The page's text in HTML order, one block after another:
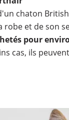
chaton
robe et de son
pour
cas, ils